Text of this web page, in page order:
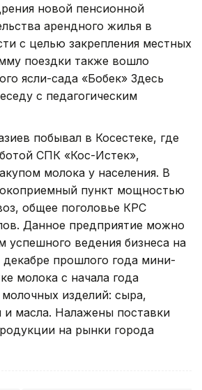
новой пенсионной
арендного жилья в
с целью закрепления местных
поездки также вошло
ясли-сада «Бобек» Здесь
с педагогическим
побывал в Косестеке, где
СПК «Кос-Истек»,
молока у населения. В
пункт мощностью
общее поголовье КРС
Данное предприятие можно
успешного ведения бизнеса на
прошлого года мини-
молока с начала года
молочных изделий: сыра,
и масла. Налажены поставки
на рынки города